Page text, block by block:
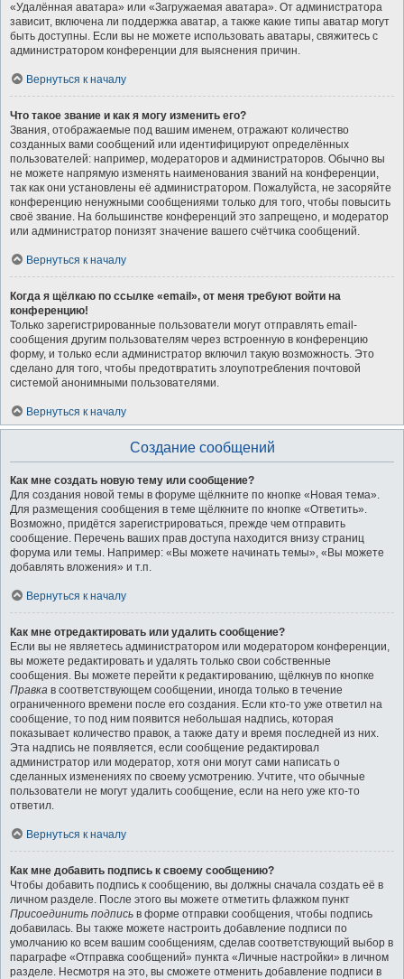
«Удалённая аватара» или «Загружаемая аватара». От администратора
зависит, включена ли поддержка аватар, а также какие типы аватар могут
быть доступны. Если вы не можете использовать аватары, свяжитесь с
администратором конференции для выяснения причин.
Вернуться к началу
Что такое звание и как я могу изменить его?
Звания, отображаемые под вашим именем, отражают количество
созданных вами сообщений или идентифицируют определённых
пользователей: например, модераторов и администраторов. Обычно вы
не можете напрямую изменять наименования званий на конференции,
так как они установлены её администратором. Пожалуйста, не засоряйте
конференцию ненужными сообщениями только для того, чтобы повысить
своё звание. На большинстве конференций это запрещено, и модератор
или администратор понизят значение вашего счётчика сообщений.
Вернуться к началу
Когда я щёлкаю по ссылке «email», от меня требуют войти на
конференцию!
Только зарегистрированные пользователи могут отправлять email-
сообщения другим пользователям через встроенную в конференцию
форму, и только если администратор включил такую возможность. Это
сделано для того, чтобы предотвратить злоупотребления почтовой
системой анонимными пользователями.
Вернуться к началу
Создание сообщений
Как мне создать новую тему или сообщение?
Для создания новой темы в форуме щёлкните по кнопке «Новая тема».
Для размещения сообщения в теме щёлкните по кнопке «Ответить».
Возможно, придётся зарегистрироваться, прежде чем отправить
сообщение. Перечень ваших прав доступа находится внизу страниц
форума или темы. Например: «Вы можете начинать темы», «Вы можете
добавлять вложения» и т.п.
Вернуться к началу
Как мне отредактировать или удалить сообщение?
Если вы не являетесь администратором или модератором конференции,
вы можете редактировать и удалять только свои собственные
сообщения. Вы можете перейти к редактированию, щёлкнув по кнопке
Правка в соответствующем сообщении, иногда только в течение
ограниченного времени после его создания. Если кто-то уже ответил на
сообщение, то под ним появится небольшая надпись, которая
показывает количество правок, а также дату и время последней из них.
Эта надпись не появляется, если сообщение редактировал
администратор или модератор, хотя они могут сами написать о
сделанных изменениях по своему усмотрению. Учтите, что обычные
пользователи не могут удалить сообщение, если на него уже кто-то
ответил.
Вернуться к началу
Как мне добавить подпись к своему сообщению?
Чтобы добавить подпись к сообщению, вы должны сначала создать её в
личном разделе. После этого вы можете отметить флажком пункт
Присоединить подпись в форме отправки сообщения, чтобы подпись
добавилась. Вы также можете настроить добавление подписи по
умолчанию ко всем вашим сообщениям, сделав соответствующий выбор в
параграфе «Отправка сообщений» пункта «Личные настройки» в личном
разделе. Несмотря на это, вы сможете отменить добавление подписи в